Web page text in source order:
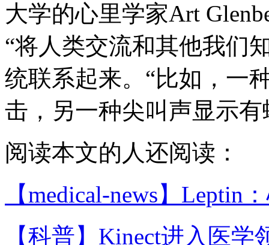
大学的心里学家Art
“将人类交流和其他我们
统联系起来。“比如，一
击，另一种尖叫声显示
阅读本文的人还阅读：
【medical-news】Leptin
【科普】Kinect进入医学